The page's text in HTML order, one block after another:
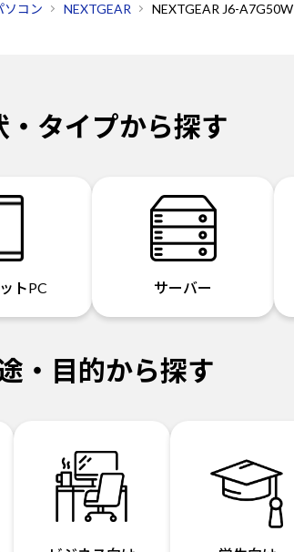
ソコン NEXTGEAR NEXTGEAR J6-
・タイプから探す
トPC サーバー
・目的から探す